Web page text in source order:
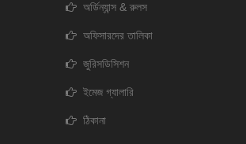
অর্ডিন্যান্স & রুলস
অফিসারদের তালিকা
জুরিসডিসিশন
ইমেজ গ্যালারি
ঠিকানা